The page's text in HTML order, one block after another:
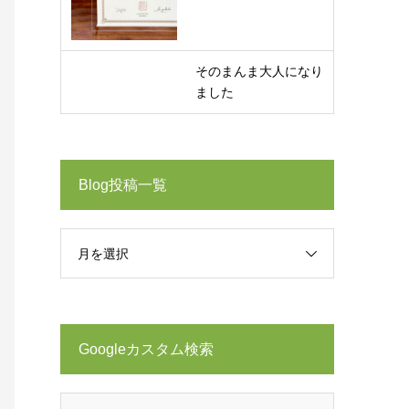
そのまんま大人になり
ました
Blog投稿一覧
月を選択
Googleカスタム検索